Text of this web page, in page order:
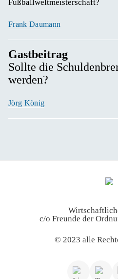
Fußballweltmeisterschaft?
Frank Daumann
Gastbeitrag
Sollte die
werden?
Jörg König
c/o Freunde der
© 2023 alle